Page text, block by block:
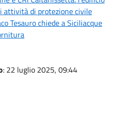
attività di protezione civile
Tesauro chiede a Siciliacque
: 22 luglio 2025, 09:44